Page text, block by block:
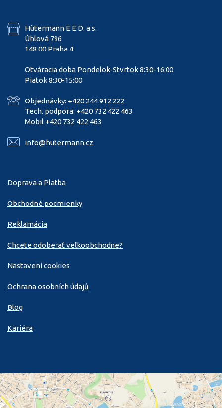
Hütermann E.E.D. a.s.
Úhlová 796
148 00 Praha 4
Otváracia doba Pondelok-Stvrtok 8:30-16:00
Piatok 8:30-15:00
Objednávky: +420 244 912 222
Tech. podpora: +420 732 422 463
Mobil +420 732 422 463
info@hutermann.cz
Doprava a Platba
Obchodné podmienky
Reklamácia
Chcete odoberať veľkoobchodne?
Nastavení cookies
Ochrana osobních údajů
Blog
Kariéra